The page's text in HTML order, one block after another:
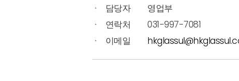
담당자
영업부
연락처
031-997-7081
이메일